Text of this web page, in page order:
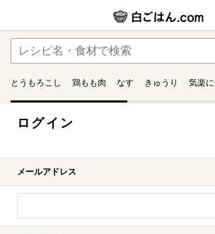
とうもろこし 鶏もも肉 なす きゅうり 気楽
ログイン
メールアドレス